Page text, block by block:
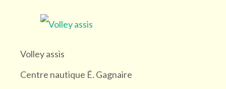
Volley assis
Centre nautique É. Gagnaire